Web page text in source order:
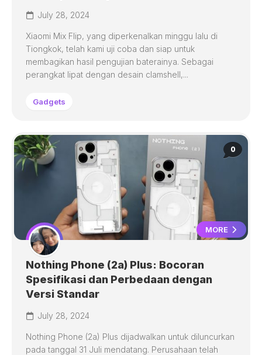
July 28, 2024
Xiaomi Mix Flip, yang diperkenalkan minggu lalu di
Tiongkok, telah kami uji coba dan siap untuk
membagikan hasil pengujian baterainya. Sebagai
perangkat lipat dengan desain clamshell,...
Gadgets
0
MORE
Nothing Phone (2a) Plus: Bocoran
Spesifikasi dan Perbedaan dengan
Versi Standar
July 28, 2024
Nothing Phone (2a) Plus dijadwalkan untuk diluncurkan
pada tanggal 31 Juli mendatang. Perusahaan telah